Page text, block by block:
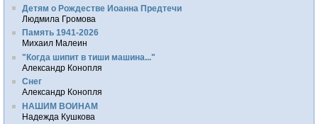
Детям о Рождестве Иоанна Предтечи
Людмила Громова
Память 1941-2026
Михаил Малеин
"Когда шипит в тиши машина..."
Александр Конопля
Снег
Александр Конопля
НАШИМ ВОИНАМ
Надежда Кушкова